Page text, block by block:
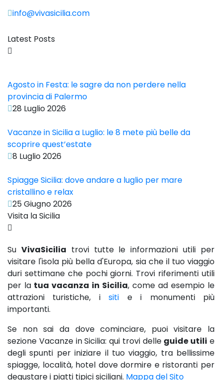
info@vivasicilia.com
Latest Posts
Agosto in Festa: le sagre da non perdere nella
provincia di Palermo
28 Luglio 2026
Vacanze in Sicilia a Luglio: le 8 mete più belle da
scoprire quest’estate
8 Luglio 2026
Spiagge Sicilia: dove andare a luglio per mare
cristallino e relax
25 Giugno 2026
Visita la Sicilia
Su VivaSicilia trovi tutte le informazioni utili per
visitare l'isola più bella d'Europa, sia che il tuo viaggio
duri settimane che pochi giorni. Trovi riferimenti utili
per la tua vacanza in Sicilia, come ad esempio le
attrazioni turistiche, isiti e i monumenti più
importanti.
Se non sai da dove cominciare, puoi visitare la
sezione Vacanze in Sicilia: qui trovi delle guide utili e
degli spunti per iniziare il tuo viaggio, tra bellissime
spiagge, località, hotel dove dormire e ristoranti per
degustare i piatti tipici siciliani. Mappa del Sito